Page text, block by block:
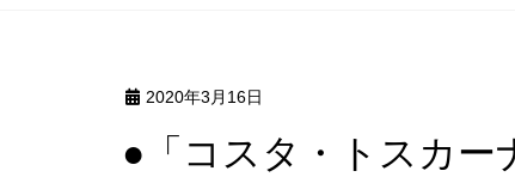
2020年3月16日
●「コスタ・トスカ